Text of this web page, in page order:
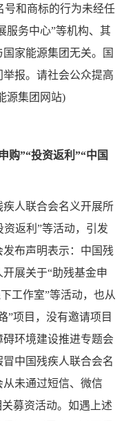
号和商标的行为未经任
服务中心”等机构、其
家能源集团无关。国
报。请社会公众提高
源集团网站)
购”“投资返利”“中国
人联合会名义开展所
资返利”等活动，引发
布声明表示：中国残
展关于“助残基金申
工作室”等活动，也从
”项目，没有邀请项目
环境建设推进专题会
中国残疾人联合会名
未通过短信、微信
募资活动。如遇上述